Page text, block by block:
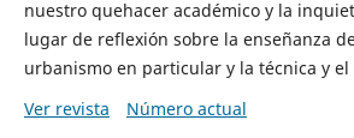
nuestro quehacer académico y la
lugar de reflexión sobre la enseñanza
urbanismo en particular y la técnica y
Ver revista
Número actual